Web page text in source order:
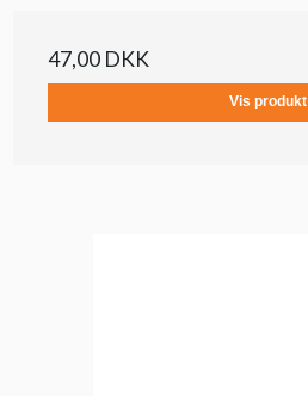
47,00 DKK
Vis produkt